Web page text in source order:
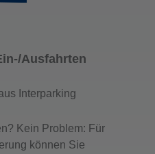
Ausfahrten
Interparking
Kein Problem: Für
können Sie